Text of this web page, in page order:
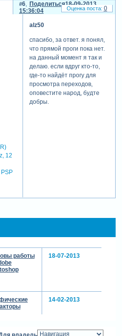
Поделиться
6
18-09-2013
15:36:04
12
alz50
спасибо, за ответ. я понял,
что прямой проги пока нет.
на данный момент я так и
делаю. если вдруг кто-то,
где-то найдёт прогу для
просмотра переходов,
оповестите народ, будте
добры.
0
работы
18-07-2013
14-02-2013